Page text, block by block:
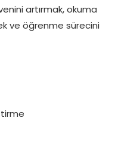
artırmak, okuma
ve öğrenme sürecini